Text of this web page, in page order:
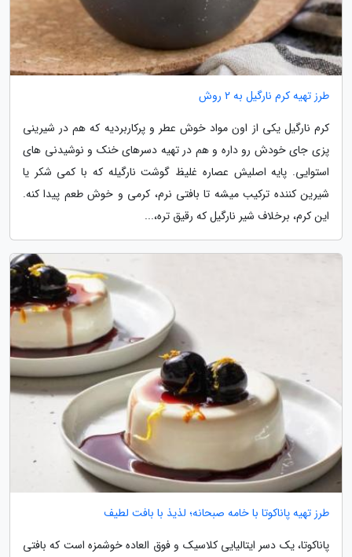
طرز تهیه کرم نارگیل به 2 روش
کرم نارگیل یکی از اون مواد خوش عطر و پرکاربردیه که هم در شیرینی
پزی جای خودش رو داره و هم در تهیه دسرهای خنک و نوشیدنی های
استوایی. پایه اصلیش عصاره غلیظ گوشت نارگیله که با کمی شکر یا
شیرین کننده ترکیب میشه تا بافتی نرم، کرمی و خوش طعم پیدا کنه.
این کرم، برخلاف شیر نارگیل که رقیق تره،...
طرز تهیه پاناکوتا با خامه صبحانه؛ لذیذ با بافت لطیف
پاناکوتا، یک دسر ایتالیایی کلاسیک و فوق العاده خوشمزه است که بافتی